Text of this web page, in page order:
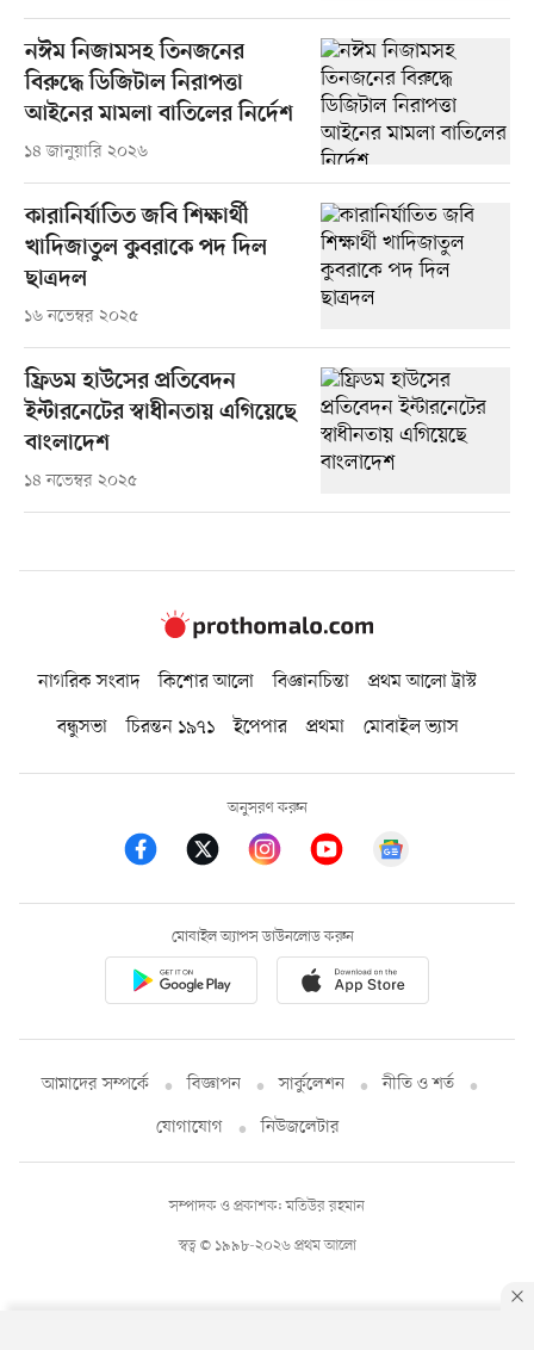
নঈম নিজামসহ তিনজনের
বিরুদ্ধে ডিজিটাল নিরাপত্তা
আইনের মামলা বাতিলের নির্দেশ
১৪ জানুয়ারি ২০২৬
কারানির্যাতিত জবি শিক্ষার্থী
খাদিজাতুল কুবরাকে পদ দিল
ছাত্রদল
১৬ নভেম্বর ২০২৫
ফ্রিডম হাউসের প্রতিবেদন
ইন্টারনেটের স্বাধীনতায় এগিয়েছে
বাংলাদেশ
১৪ নভেম্বর ২০২৫
নাগরিক সংবাদ কিশোর আলো বিজ্ঞানচিন্তা
প্রথম আলো ট্রাস্ট
বন্ধুসভা
চিরন্তন ১৯৭১ ইপেপার প্রথমা মোবাইল ভ্যাস
অনুসরণ করুন
মোবাইল অ্যাপস ডাউনলোড করুন
আমাদের সম্পর্কে বিজ্ঞাপন সার্কুলেশন
নীতি ও শর্ত
যোগাযোগ
নিউজলেটার
স্বত্ব © ১৯৯৮-২০২৬ প্রথম আলো
সম্পাদক ও প্রকাশক: মতিউর রহমান